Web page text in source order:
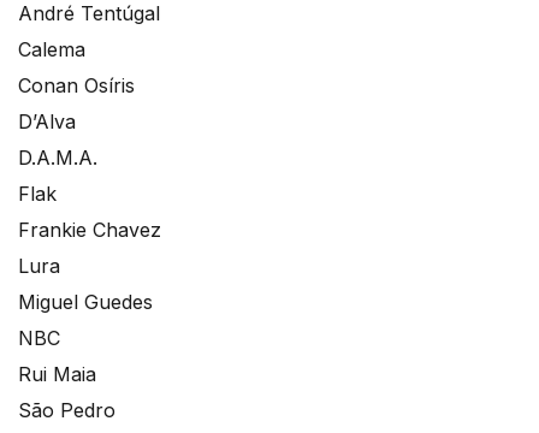
André Tentúgal
Calema
Conan Osíris
D’Alva
D.A.M.A.
Flak
Frankie Chavez
Lura
Miguel Guedes
NBC
Rui Maia
São Pedro